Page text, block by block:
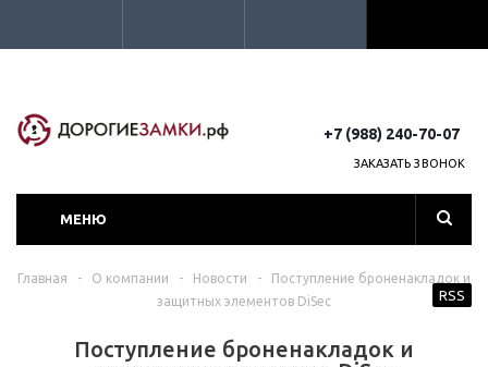
+7 (988) 240-70-07
ЗАКАЗАТЬ ЗВОНОК
МЕНЮ
Главная - О компании - Новости -
Поступление броненакладок и
защитных элементов DiSec
Поступление броненакладок и
RSS